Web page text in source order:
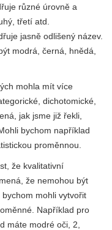
různé úrovně a
třetí atd.
jasně odlišený název.
modrá, černá, hnědá,
mohla mít více
dichotomické,
jak jsme již řekli,
bychom například
proměnnou.
že kvalitativní
že nemohou být
mohli vytvořit
Například pro
máte modré oči, 2,